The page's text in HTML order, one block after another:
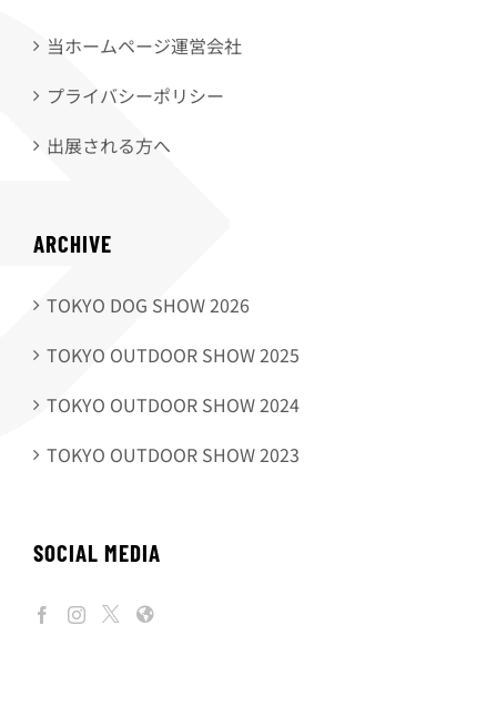
当ホームページ運営会社
プライバシーポリシー
出展される方へ
ARCHIVE
TOKYO DOG SHOW 2026
TOKYO OUTDOOR SHOW 2025
TOKYO OUTDOOR SHOW 2024
TOKYO OUTDOOR SHOW 2023
SOCIAL MEDIA